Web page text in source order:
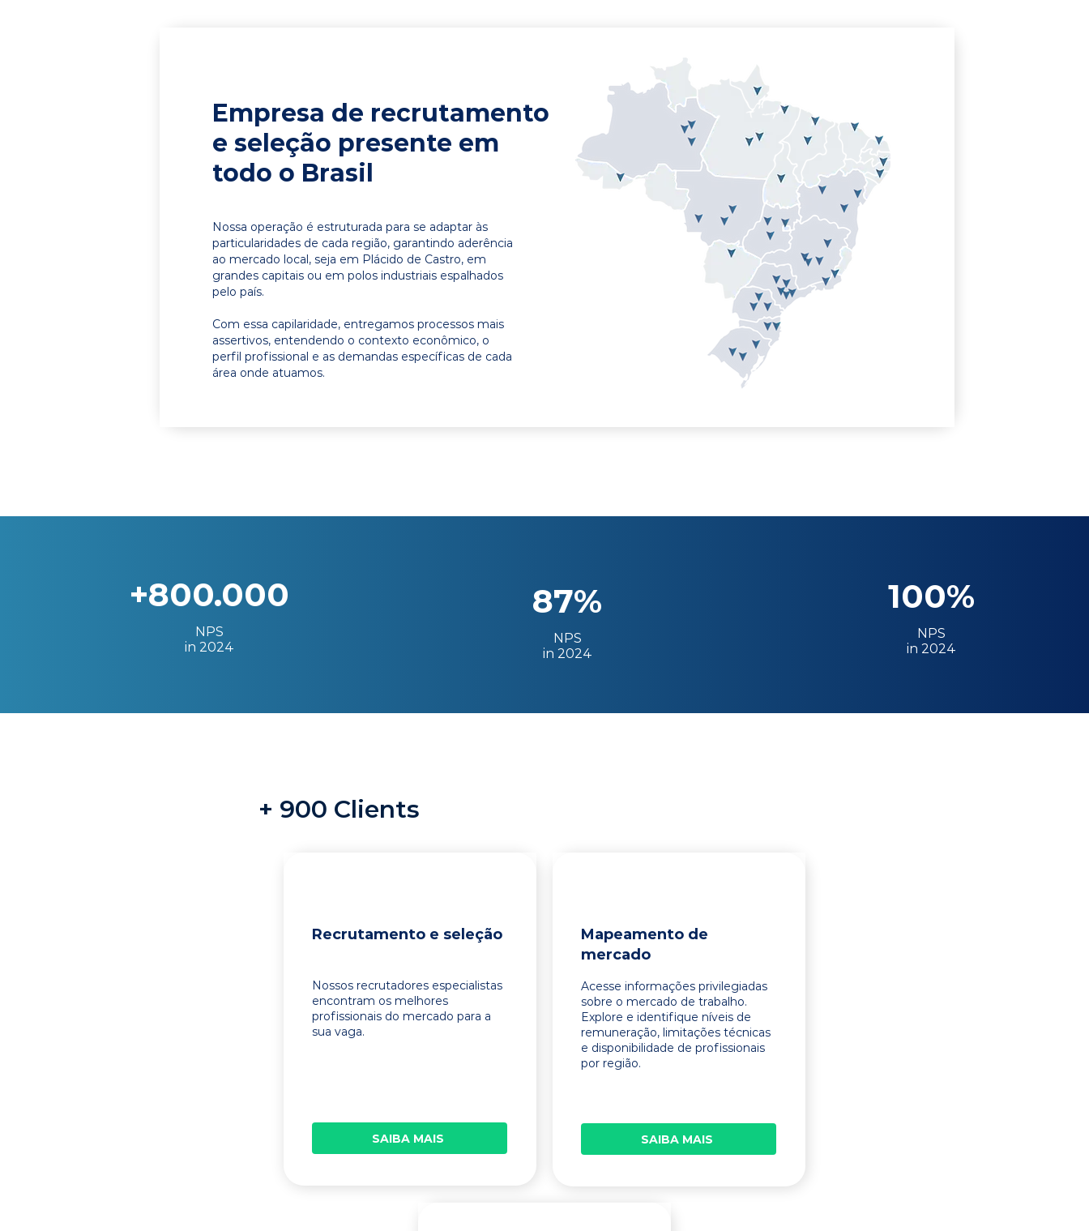
Empresa de recrutamento
e seleção presente em
todo o Brasil
Nossa operação é estruturada para se adaptar às
particularidades de cada região, garantindo aderência
ao mercado local, seja em Plácido de Castro, em
grandes capitais ou em polos industriais espalhados
pelo país.
Com essa capilaridade, entregamos processos mais
assertivos, entendendo o contexto econômico, o
perfil profissional e as demandas específicas de cada
área onde atuamos.
+800.000
NPS
in 2024
87%
NPS
in 2024
100%
NPS
in 2024
+ 900 Clients
Recrutamento e seleção
Nossos recrutadores especialistas
encontram os melhores
profissionais do mercado para a
sua vaga.
SAIBA MAIS
Mapeamento de
mercado
Acesse informações privilegiadas
sobre o mercado de trabalho.
Explore e identifique níveis de
remuneração, limitações técnicas
e disponibilidade de profissionais
por região.
SAIBA MAIS